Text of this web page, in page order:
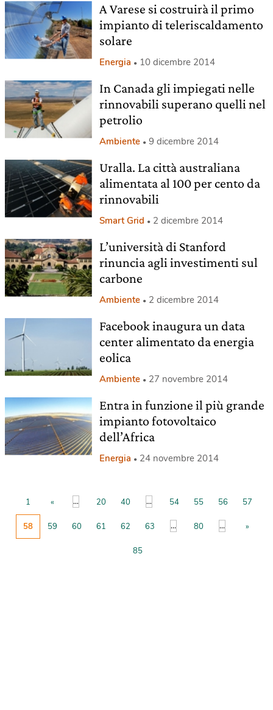
A Varese si costruirà il primo
impianto di teleriscaldamento
solare
Energia 10 dicembre 2014
In Canada gli impiegati nelle
rinnovabili superano quelli nel
petrolio
Ambiente 9 dicembre 2014
Uralla. La città australiana
alimentata al 100 per cento da
rinnovabili
Smart Grid 2 dicembre 2014
L’università di Stanford
rinuncia agli investimenti sul
carbone
Ambiente 2 dicembre 2014
Facebook inaugura un data
center alimentato da energia
eolica
Ambiente 27 novembre 2014
Entra in funzione il più grande
impianto fotovoltaico
dell’Africa
Energia 24 novembre 2014
1 « ... 20 40 ... 54 55 56 57
58 59 60 61 62 63 ... 80 ... »
85